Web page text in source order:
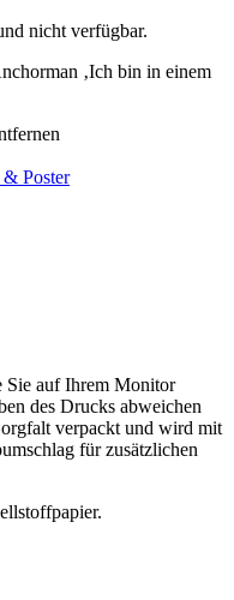
nicht verfügbar.
‚Ich bin in einem
Poster
Sie auf Ihrem Monitor
des Drucks abweichen
verpackt und wird mit
für zusätzlichen